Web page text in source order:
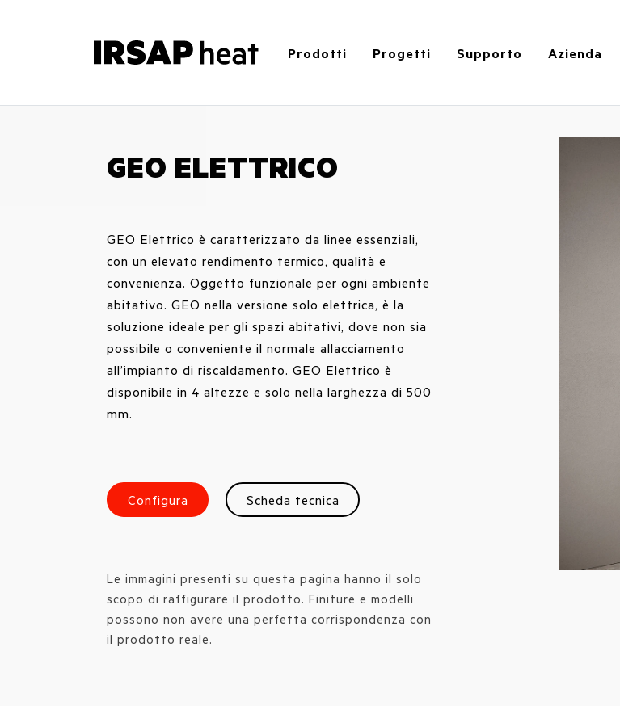
Prodotti Progetti Supporto Azienda
GEO ELETTRICO
GEO Elettrico è caratterizzato da linee essenziali,
con un elevato rendimento termico, qualità e
convenienza. Oggetto funzionale per ogni ambiente
abitativo. GEO nella versione solo elettrica, è la
soluzione ideale per gli spazi abitativi, dove non sia
possibile o conveniente il normale allacciamento
all’impianto di riscaldamento. GEO Elettrico è
disponibile in 4 altezze e solo nella larghezza di 500
mm.
Configura Scheda tecnica
Le immagini presenti su questa pagina hanno il solo
scopo di raffigurare il prodotto. Finiture e modelli
possono non avere una perfetta corrispondenza con
il prodotto reale.